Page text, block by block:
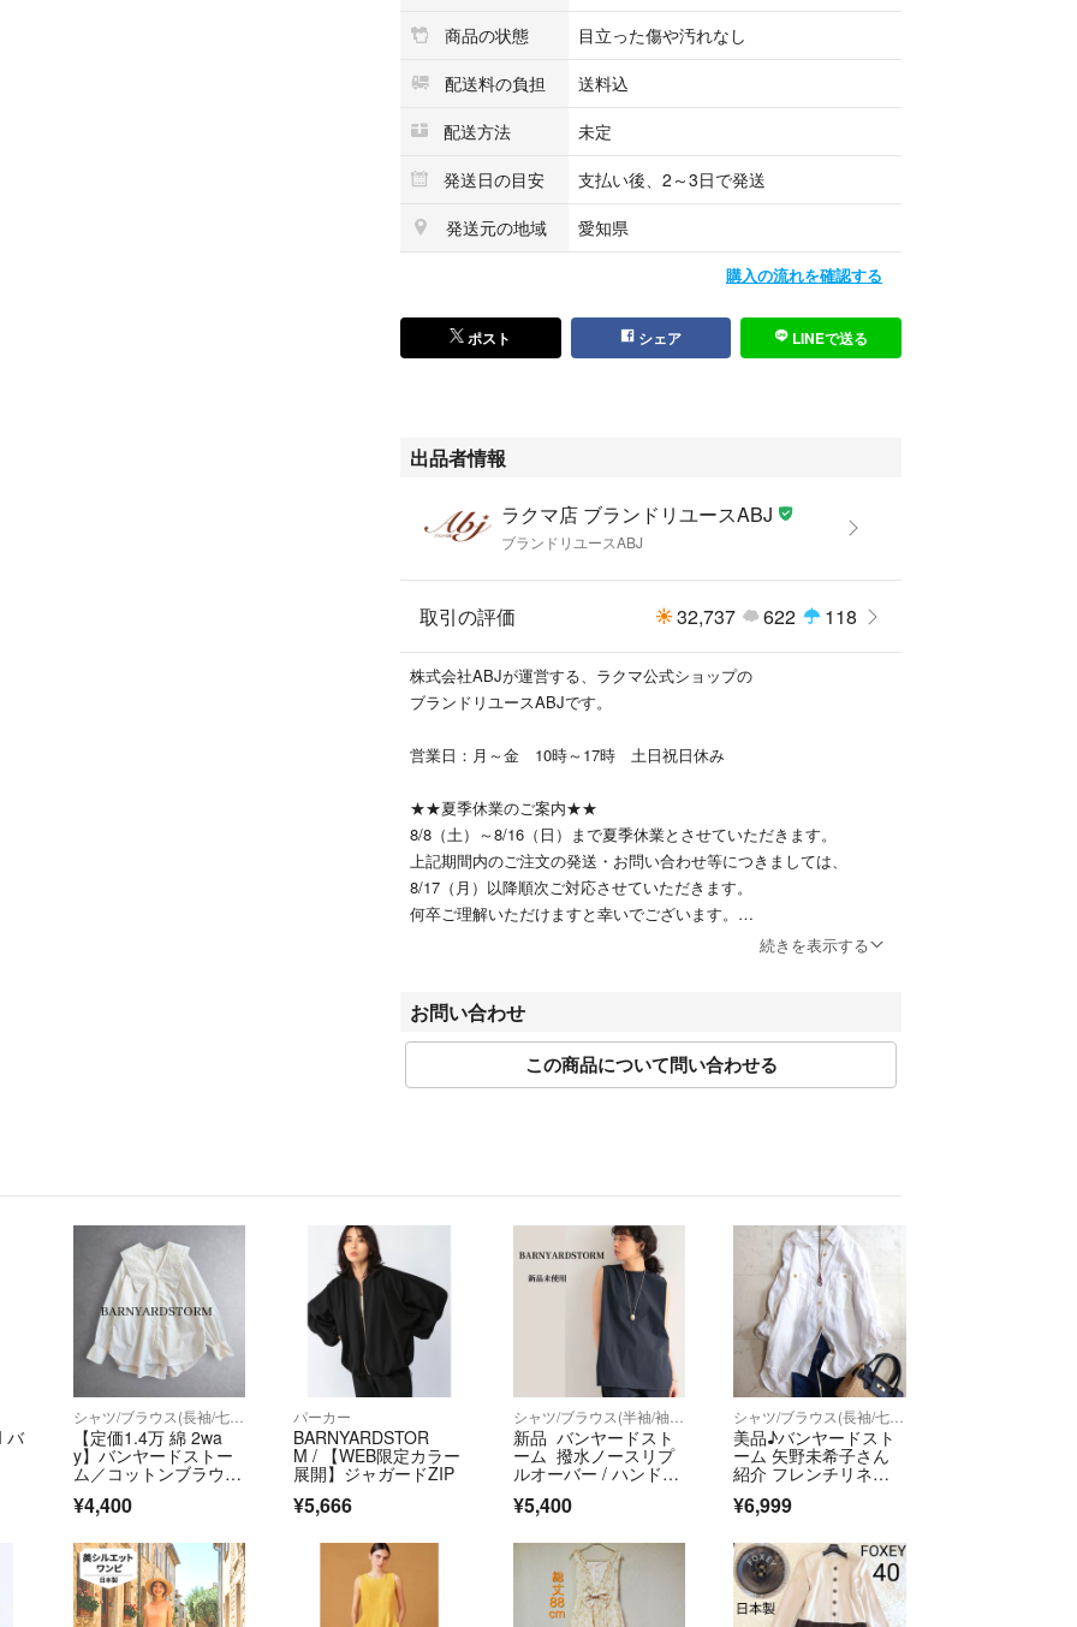
【ご注意】
こちらの商品は北海道・沖縄への配送は不可となります。
上記地域よりご購入いただいた場合、大変恐縮ではございますが、
お取引キャンセルとさせていただきます。予めご了承くださいませ。
【お問い合わせについて】
大変恐縮ではございますが、以下のお問い合わせ内容につきまして
ご回答をいたしかねますので予めご了承くださいませ。
・商品画像追加のご依頼
・お値下げについて
商品の状態
目立った傷や汚れなし
配送料の負担
送料込
配送方法
未定
発送日の目安
支払い後、2～3日で発送
発送元の地域
愛知県
購入の流れを確認する
ポスト シェア LINEで送る
出品者情報
ラクマ店 ブランドリユースABJ
ブランドリユースABJ
取引の評価 32,737 622 118
株式会社ABJが運営する、ラクマ公式ショップの
ブランドリユースABJです。
営業日：月～金 10時～17時 土日祝日休み
★★夏季休業のご案内★★
8/8（土）～8/16（日）まで夏季休業とさせていただきます。
上記期間内のご注文の発送・お問い合わせ等につきましては、
8/17（月）以降順次ご対応させていただきます。
何卒ご理解いただけますと幸いでございます。
大変恐縮ではございますが、ご購入前に商品説明文をご確認いただき
ますようお願いいたします。
・個々の商品について（状態・季節感・サイズ・デザイン等）
・商品画像追加のご依頼
・お値下げについて
【付属品等について】
商品画像に写っているものが全てとなります。
商品画像に写っていない、リボンやベルト等は付属いたしません。
【配送業者】ヤマト運輸
【発送について】
発送までの日数が2〜3日で発送と表示されますが、
2～3営業日での発送となります。
【採寸方法について】
続きを表示する
お問い合わせ
この商品について問い合わせる
バ
シャツ/ブラウス(長袖/七分)
【定価1.4万 綿 2wa
y】バンヤードストー
ム／コットンブラウス
シャツ 襟
¥4,400
パーカー
BARNYARDSTOR
M / 【WEB限定カラー
展開】ジャガードZIP
¥5,666
新品 バンヤードスト
ーム 撥水ノースリプ
ルオーバー / ハンドウ
ォッシャブル
¥5,400
美品♪バンヤードスト
ーム 矢野未希子さん
紹介 フレンチリネン1
00 ブラウス
¥6,999